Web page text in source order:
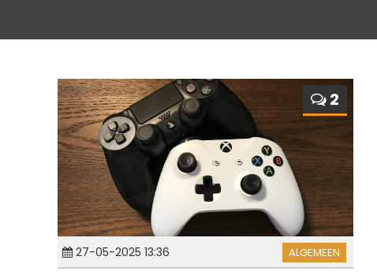
2
27-05-2025 13:36 ALGEMEEN